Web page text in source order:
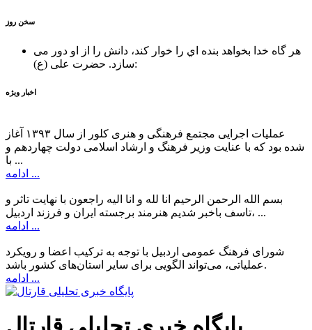
سخن روز
هر گاه خدا بخواهد بنده اي را خوار كند، دانش را از او دور می
سازد.حضرت علی (ع):
اخبار ویژه
عملیات اجرایی مجتمع فرهنگی و هنری کلور از سال ۱۳۹۳ آغاز
شده بود که با عنایت وزیر فرهنگ و ارشاد اسلامی دولت چهاردهم و
با ...
ادامه ...
بسم الله الرحمن الرحیم انا لله و انا الیه راجعون با نهایت تاثر و
تاسف باخبر شدیم هنرمند برجسته ایران و فرزند اردبیل، ...
ادامه ...
شورای فرهنگ عمومی اردبیل با توجه به ترکیب اعضا و رویکرد
عملیاتی، می‌تواند الگویی برای سایر استان‌های کشور باشد.
ادامه ...